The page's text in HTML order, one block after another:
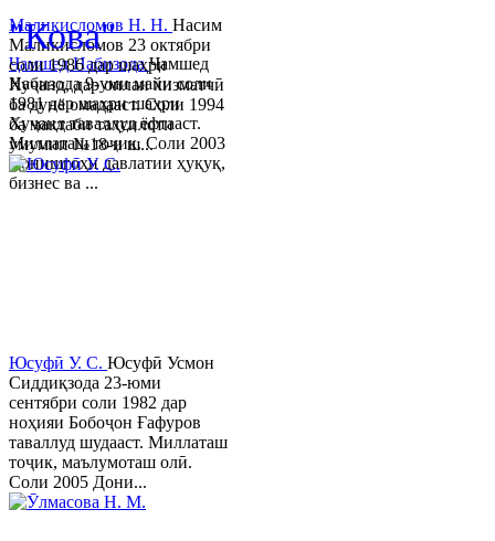
Ҷамшед НабизодаҶамшед
Набизода 9-уми майи соли
1981 дар шаҳри шаҳри
Хуҷанд таваллуд ёфтааст.
Миллаташ тоҷик. Соли 2003
Донишгоҳи давлатии ҳуқуқ,
бизнес ва ...
Маликисломов Н. Н. Насим
Маликисломов 23 октябри
соли 1986 дар шаҳри
Хуҷанд, дар оилаи хизматчӣ
ба дунё омадааст. Соли 1994
ба мактаби таҳсилоти
умумии №18-и ш...
Юсуфӣ У. C. Юсуфӣ Усмон
Сиддиқзода 23-юми
сентябри соли 1982 дар
ноҳияи Бобоҷон Ғафуров
таваллуд шудааст. Миллаташ
тоҷик, маълумоташ олӣ.
Соли 2005 Дони...
"Кова"